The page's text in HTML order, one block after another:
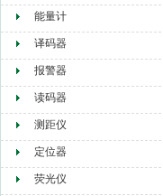
能量计
译码器
报警器
读码器
测距仪
定位器
荧光仪